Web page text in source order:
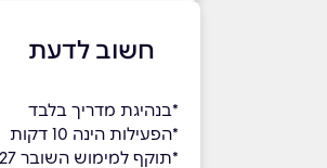
חשוב לדעת
*בנהיגת מדריך בלבד
*הפעילות הינה 10 דקות
*תוקף למימוש השובר 14.07.2027